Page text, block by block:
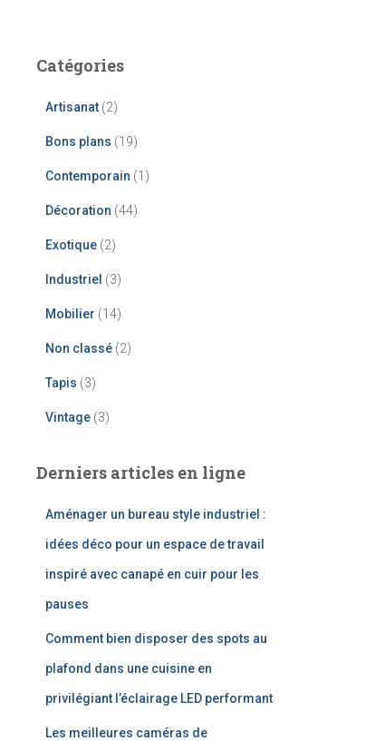
rCatégories
Artisanat(2)
Bons plans (19)
Contemporain (1)
Décoration (44)
Exotique(2)
Industriel (3)
Mobilier (14)
Non classé(2)
Tapis (3)
Vintage(3)
Derniers articles en ligne
Aménager un bureau style industriel :
idées déco pour un espace de travail
inspiré avec canapé en cuir pour les
pauses
Comment bien disposer des spots au
plafond dans une cuisine en
privilégiant l’éclairage LED performant
Les meilleures caméras de